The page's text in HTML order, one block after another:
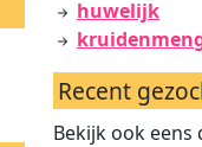
huwelijk
Recent
Bekijk ook eens